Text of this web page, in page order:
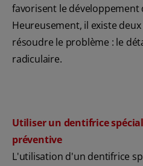
favorisent le développement
Heureusement, il existe
résoudre le problème : le
radiculaire.
Utiliser un dentifrice
préventive
L'utilisation d'un dentifrice